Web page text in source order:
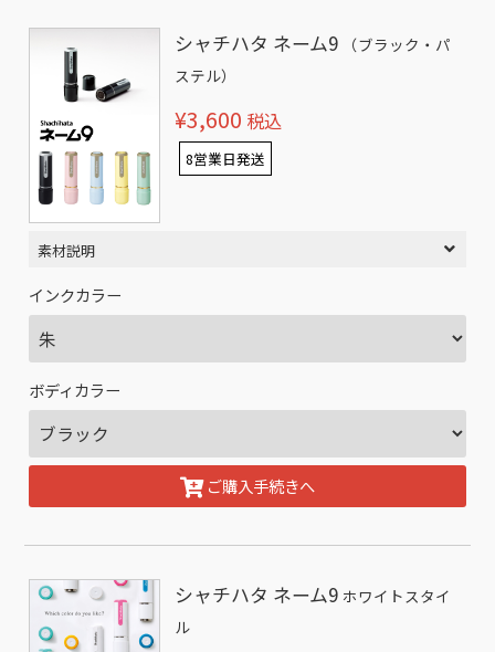
シャチハタ ネーム9
（ブラック・パ
ステル）
¥3,600 税込
8営業日発送
素材説明
インクカラー
ボディカラー
ご購入手続きへ
シャチハタ ネーム9 ホワイトスタイ
ル